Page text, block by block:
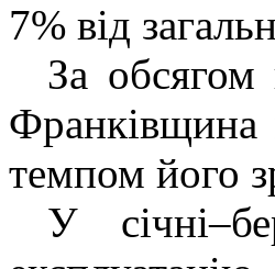
7% від
За обсягом
Франківщина
темпом його
У